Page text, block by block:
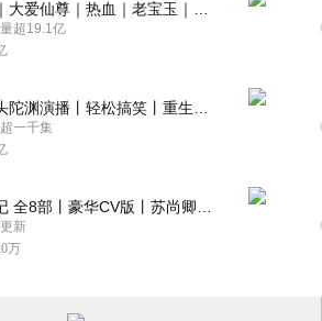
超19.1亿
一千集
新
万